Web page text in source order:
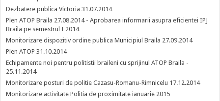
Dezbatere publica Victoria 31.07.2014
Plen ATOP Braila 27.08.2014 - Aprobarea informarii asupra eficientei IPJ
Braila pe semestrul I 2014
Monitorizare dispozitiv ordine publica Municipiul Braila 27.09.2014
Plen ATOP 31.10.2014
Echipamente noi pentru politistii braileni cu sprijinul ATOP Braila -
25.11.2014
Monitorizare posturi de politie Cazasu-Romanu-Rimnicelu 17.12.2014
Monitorizare activitate Politia de proximitate ianuarie 2015